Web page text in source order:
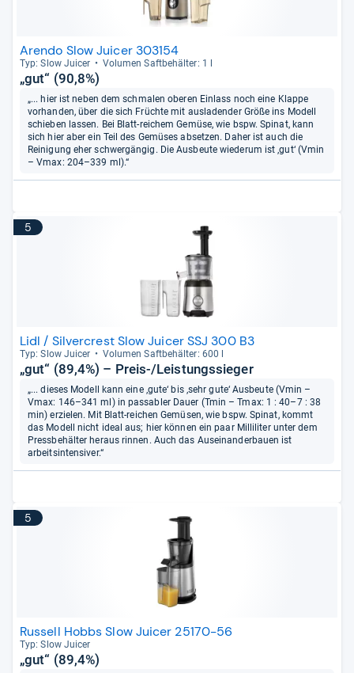
Arendo Slow Juicer 303154
Typ: Slow Jui­cer Volu­men Saft­be­häl­ter: 1 l
„gut“ (90,8%)
„... hier ist neben dem schmalen oberen Einlass noch eine Klappe
vorhanden, über die sich Früchte mit ausladender Größe ins Modell
schieben lassen. Bei Blatt-reichem Gemüse, wie bspw. Spinat, kann
sich hier aber ein Teil des Gemüses absetzen. Daher ist auch die
Reinigung eher schwergängig. Die Ausbeute wiederum ist ‚gut‘ (Vmin
– Vmax: 204–339 ml).“
5
Lidl / Silvercrest Slow Juicer SSJ 300 B3
Typ: Slow Jui­cer Volu­men Saft­be­häl­ter: 600 l
„gut“ (89,4%) – Preis-/Leistungssieger
„... dieses Modell kann eine ‚gute‘ bis ‚sehr gute‘ Ausbeute (Vmin –
Vmax: 146–341 ml) in passabler Dauer (Tmin – Tmax: 1 : 40–7 : 38
min) erzielen. Mit Blatt-reichen Gemüsen, wie bspw. Spinat, kommt
das Modell nicht ideal aus; hier können ein paar Milliliter unter dem
Pressbehälter heraus rinnen. Auch das Auseinanderbauen ist
arbeitsintensiver.“
5
Russell Hobbs Slow Juicer 25170-56
Typ: Slow Jui­cer
„gut“ (89,4%)